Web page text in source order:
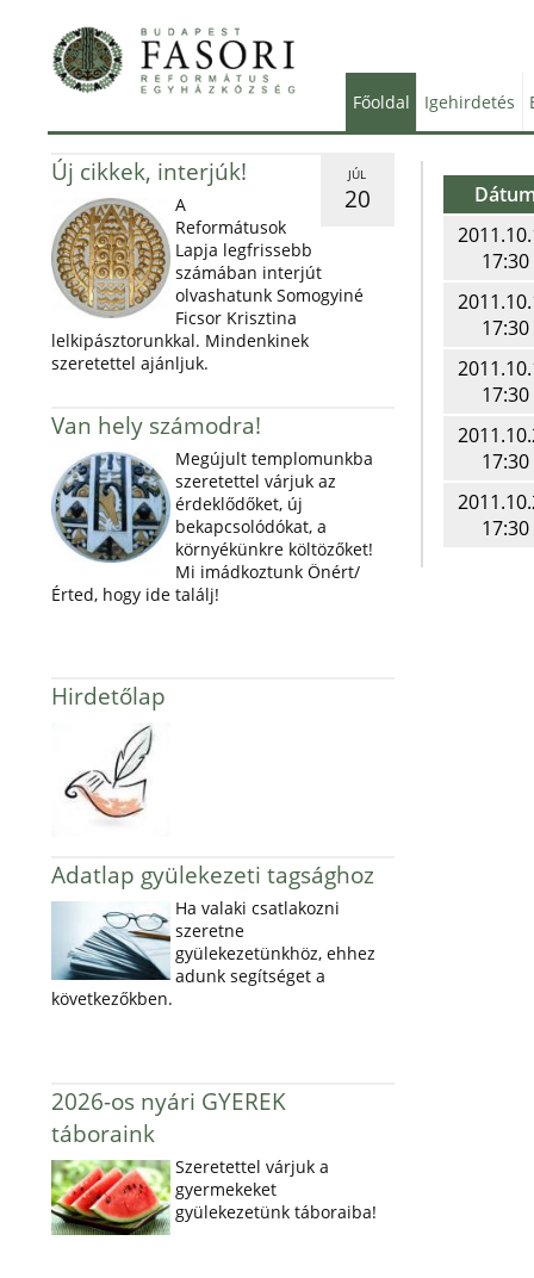
Főoldal Igehirdetés
JÚL
20
Új cikkek, interjúk!
A
Reformátusok
Lapja legfrissebb
számában interjút
olvashatunk Somogyiné
Ficsor Krisztina
lelkipásztorunkkal. Mindenkinek
szeretettel ajánljuk.
Van hely számodra!
Megújult templomunkba
szeretettel várjuk az
érdeklődőket, új
bekapcsolódókat, a
környékünkre költözőket!
Mi imádkoztunk Önért/
Érted, hogy ide találj!
Hirdetőlap
Adatlap gyülekezeti tagsághoz
Ha valaki csatlakozni
szeretne
gyülekezetünkhöz, ehhez
adunk segítséget a
következőkben.
2026-os nyári GYEREK
táboraink
Szeretettel várjuk a
gyermekeket
gyülekezetünk táboraiba!
17:30
17:30
17:30
17:30
17:30